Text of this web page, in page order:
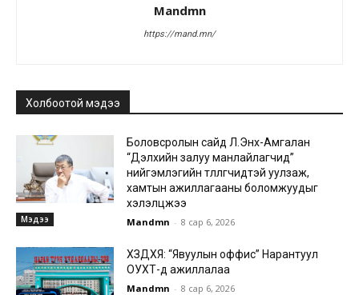
Mandmn
https://mand.mn/
Холбоотой мэдээ
Мэдээ
Боловсролын сайд Л.Энх-Амгалан
“Дэлхийн залуу манлайлагчид”
нийгэмлэгийн төлөөлөгчидтэй уулзаж,
хамтын ажиллагааны боломжуудыг
хэлэлцжээ
Mandmn - 8 сар 6, 2026
ХЗДХЯ: “Явуулын оффис” Нарантуул
ОУХТ-д ажиллалаа
Mandmn - 8 сар 6, 2026